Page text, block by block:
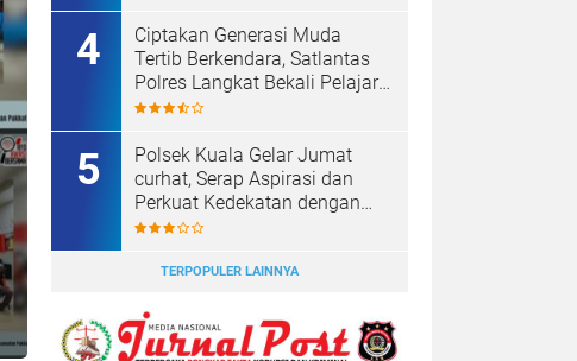
Ciptakan Generasi Muda
Tertib Berkendara, Satlantas
Polres Langkat Bekali Pelajar
SMP.
Polsek Kuala Gelar Jumat
curhat, Serap Aspirasi dan
Perkuat Kedekatan dengan
Masyarakat.
TERPOPULER LAINNYA